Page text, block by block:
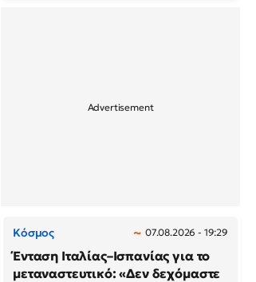
Κόσμος 07.08.2026 - 19:29
Ένταση Ιταλίας–Ισπανίας για το
μεταναστευτικό: «Δεν δεχόμαστε